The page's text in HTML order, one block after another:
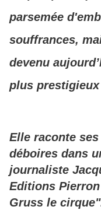
parsemée
souffrances,
devenu
plus
Elle raconte
déboires dans
journaliste
Editions
Gruss le